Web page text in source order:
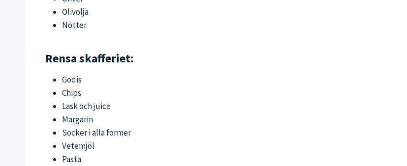
Olivolja
Nötter
Rensa skafferiet:
Godis
Chips
Läsk och juice
Margarin
Socker i alla former
Vetemjöl
Pasta